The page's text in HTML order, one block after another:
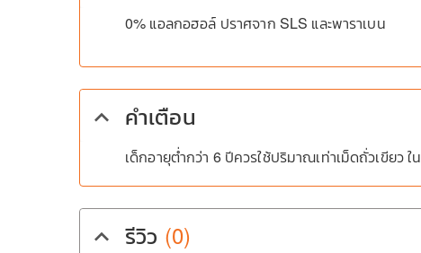
0% แอลกอฮอล์ ปราศจาก SLS และพาราเบน
คำเตือน
keyboard_arrow_up
เด็กอายุต่ำกว่า 6 ปีควรใช้ปริมาณเท่าเม็ดถั่วเขีย
รีวิว (0)
keyboard_arrow_up